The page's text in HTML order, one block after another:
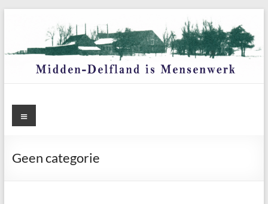
inhoud
Menu
Geen categorie